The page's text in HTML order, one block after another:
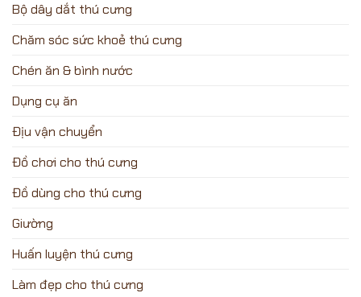
Bộ dây dắt thú cưng
Chăm sóc sức khoẻ thú cưng
Chén ăn & bình nước
Dụng cụ ăn
Địu vận chuyển
Đồ chơi cho thú cưng
Đồ dùng cho thú cưng
Giường
Huấn luyện thú cưng
Làm đẹp cho thú cưng